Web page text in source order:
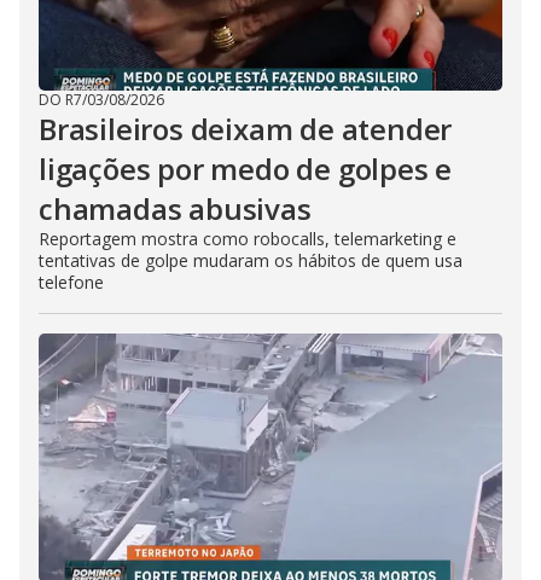
DO R7/03/08/2026
Brasileiros deixam de atender
ligações por medo de golpes e
chamadas abusivas
Reportagem mostra como robocalls, telemarketing e
tentativas de golpe mudaram os hábitos de quem usa
telefone